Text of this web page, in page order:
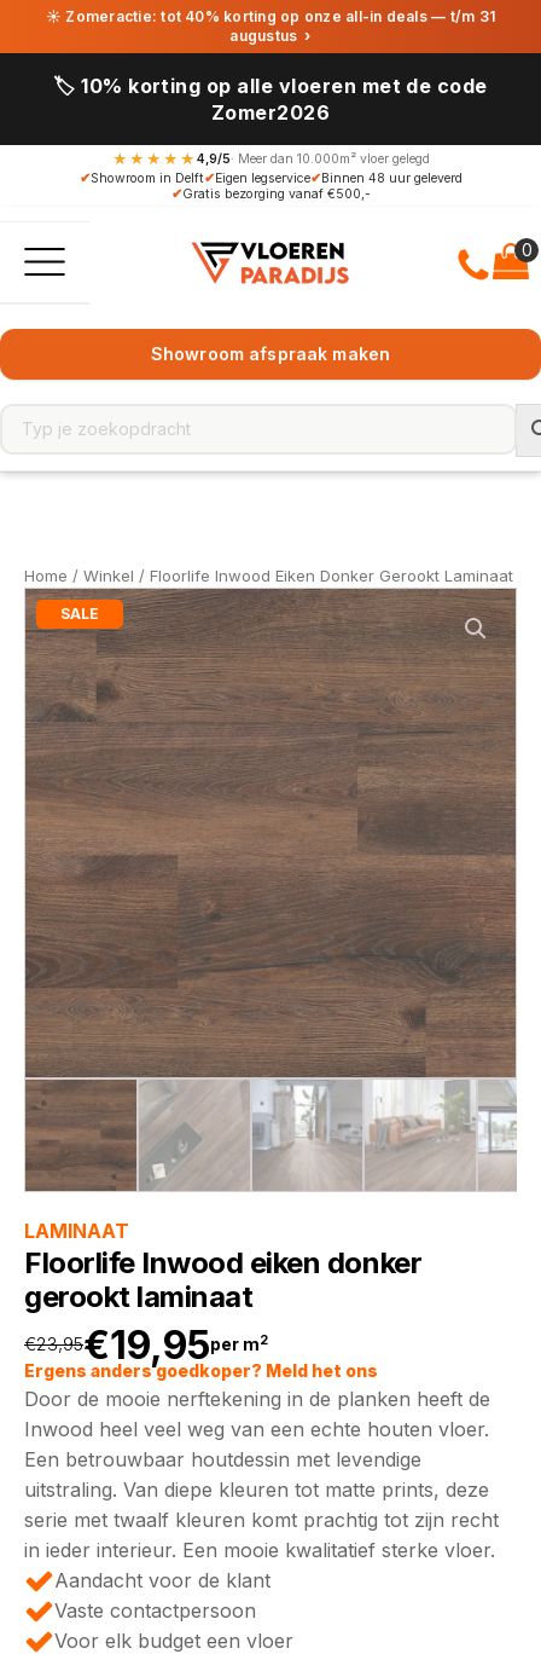
☀ Zomeractie: tot 40% korting op onze all-in deals — t/m 31
augustus ›
🏷️ 10% korting op alle vloeren met de code
Zomer2026
★★★★★ 4,9/5· Meer dan 10.000m² vloer gelegd
✔Showroom in Delft✔Eigen legservice✔Binnen 48 uur geleverd
✔Gratis bezorging vanaf €500,-
Showroom afspraak maken
Home / Winkel / Floorlife Inwood Eiken Donker Gerookt Laminaat
SALE
LAMINAAT
Floorlife Inwood eiken donker
gerookt laminaat
€23,95
Oorspronkelijke
prijs
was:
€23,95.
€19,95
Huidige
prijs
is:
€19,95.
per m2
Ergens anders goedkoper? Meld het ons
Door de mooie nerftekening in de planken heeft de
Inwood heel veel weg van een echte houten vloer.
Een betrouwbaar houtdessin met levendige
uitstraling. Van diepe kleuren tot matte prints, deze
serie met twaalf kleuren komt prachtig tot zijn recht
in ieder interieur. Een mooie kwalitatief sterke vloer.
Aandacht voor de klant
Vaste contactpersoon
Voor elk budget een vloer